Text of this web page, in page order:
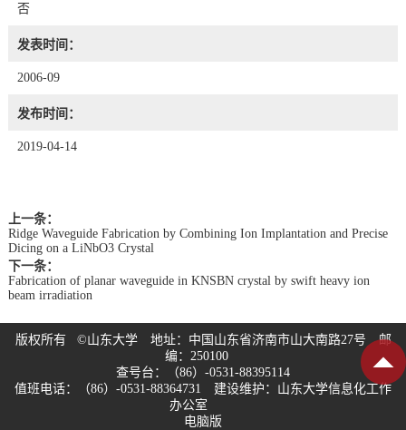
否
发表时间：
2006-09
发布时间：
2019-04-14
上一条：
Ridge Waveguide Fabrication by Combining Ion Implantation and Precise
Dicing on a LiNbO3 Crystal
下一条：
Fabrication of planar waveguide in KNSBN crystal by swift heavy ion
beam irradiation
版权所有 ©山东大学 地址：中国山东省济南市山大南路27号 邮
编：250100
查号台：（86）-0531-88395114
值班电话：（86）-0531-88364731 建设维护：山东大学信息化工作
办公室
电脑版